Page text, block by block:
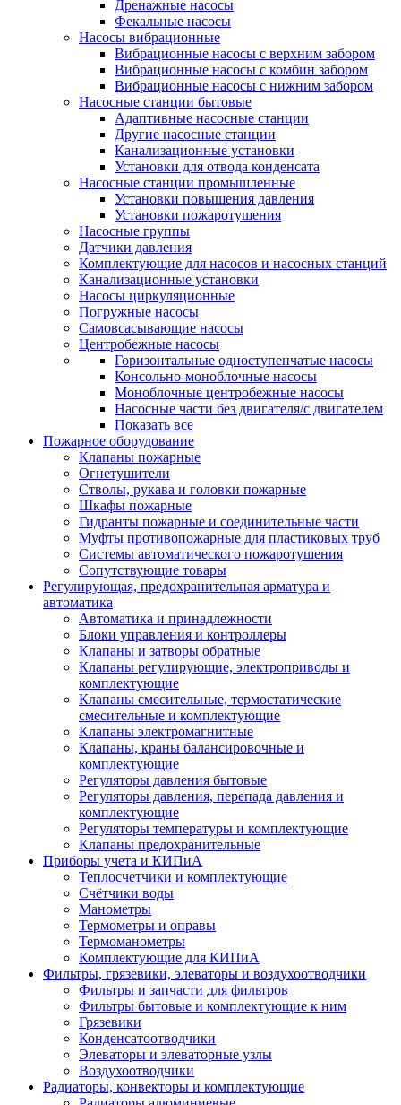
Дренажные насосы
Фекальные насосы
Насосы вибрационные
Вибрационные насосы с верхним забором
Вибрационные насосы с комбин забором
Вибрационные насосы с нижним забором
Насосные станции бытовые
Адаптивные насосные станции
Другие насосные станции
Канализационные установки
Установки для отвода конденсата
Насосные станции промышленные
Установки повышения давления
Установки пожаротушения
Насосные группы
Датчики давления
Комплектующие для насосов и насосных станций
Канализационные установки
Насосы циркуляционные
Погружные насосы
Самовсасывающие насосы
Центробежные насосы
Горизонтальные одноступенчатые насосы
Консольно-моноблочные насосы
Моноблочные центробежные насосы
Насосные части без двигателя/с двигателем
Показать все
Пожарное оборудование
Клапаны пожарные
Огнетушители
Стволы, рукава и головки пожарные
Шкафы пожарные
Гидранты пожарные и соединительные части
Муфты противопожарные для пластиковых труб
Системы автоматического пожаротушения
Сопутствующие товары
Регулирующая, предохранительная арматура и
автоматика
Автоматика и принадлежности
Блоки управления и контроллеры
Клапаны и затворы обратные
Клапаны регулирующие, электроприводы и
комплектующие
Клапаны смесительные, термостатические
смесительные и комплектующие
Клапаны электромагнитные
Клапаны, краны балансировочные и
комплектующие
Регуляторы давления бытовые
Регуляторы давления, перепада давления и
комплектующие
Регуляторы температуры и комплектующие
Клапаны предохранительные
Приборы учета и КИПиА
Теплосчетчики и комплектующие
Счётчики воды
Манометры
Термометры и оправы
Термоманометры
Комплектующие для КИПиА
Фильтры, грязевики, элеваторы и воздухоотводчики
Фильтры и запчасти для фильтров
Фильтры бытовые и комплектующие к ним
Грязевики
Конденсатоотводчики
Элеваторы и элеваторные узлы
Воздухоотводчики
Радиаторы, конвекторы и комплектующие